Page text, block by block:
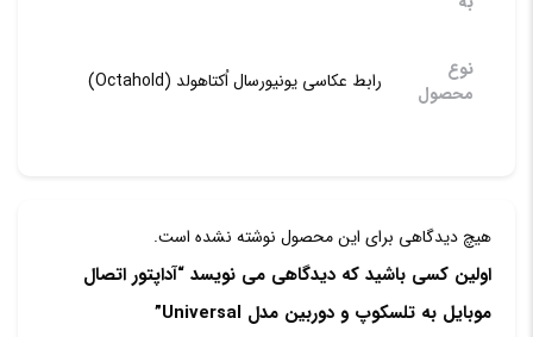
نوع
محصول
رابط عکاسی یونیورسال اُکتاهولد (Octahold)
هیچ دیدگاهی برای این محصول نوشته نشده است.
اولین کسی باشید که دیدگاهی می نویسد “آداپتور اتصال
موبایل به تلسکوپ و دوربین مدل Universal”